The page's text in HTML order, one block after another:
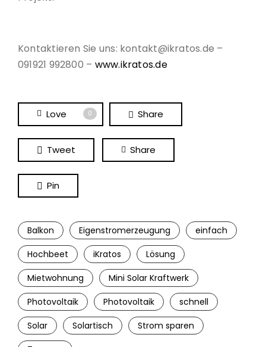
Kontaktieren Sie uns: kontakt@ikratos.de –
091921 992800 – www.ikratos.de
Love 0 Share
Tweet Share
Pin
Balkon Eigenstromerzeugung
einfach
Hochbeet
iKratos
Lösung
Mietwohnung
Mini Solar Kraftwerk
Photovoltaik
Photovoltaik
schnell
Solar
Solartisch
Strom sparen